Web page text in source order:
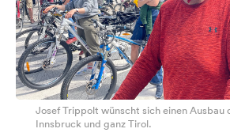
Josef Trippolt wünscht sich einen
Innsbruck und ganz Tirol.